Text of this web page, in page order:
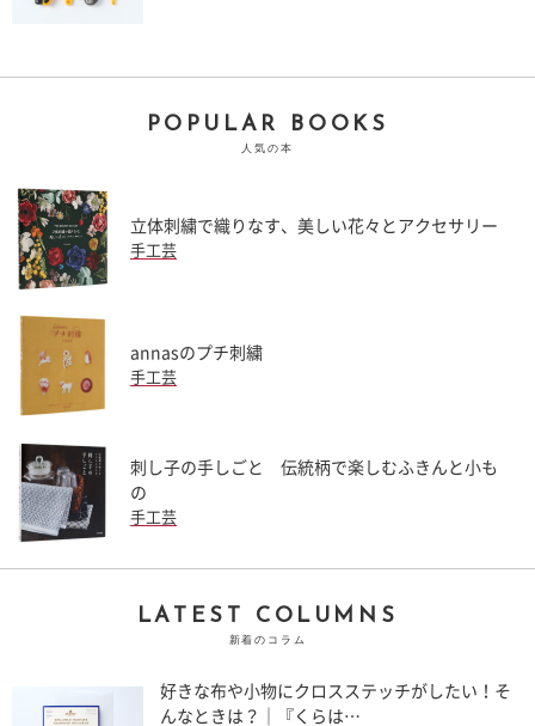
POPULAR BOOKS
人気の本
立体刺繍で織りなす、美しい花々とアクセサリー
手工芸
annasのプチ刺繍
手工芸
刺し子の手しごと 伝統柄で楽しむふきんと小も
の
手工芸
LATEST COLUMNS
新着のコラム
好きな布や小物にクロスステッチがしたい！そ
んなときは？｜『くらは…